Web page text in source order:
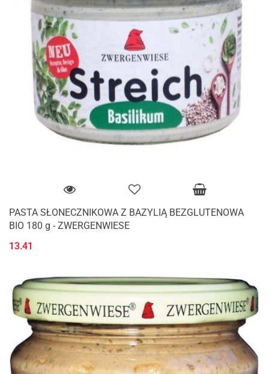
PASTA SŁONECZNIKOWA Z BAZYLIĄ BEZGLUTENOWA
BIO 180 g - ZWERGENWIESE
13.41